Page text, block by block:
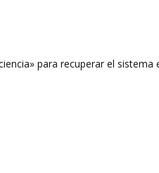
para recuperar el sistema